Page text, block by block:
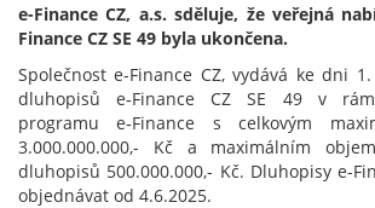
e-Finance CZ, a.s. sděluje, že veřejná
Finance CZ SE 49 byla ukončena.
Společnost e-Finance CZ, vydává ke dni
dluhopisů e‑Finance CZ SE 49 v
programu e‑Finance s celkovým
3.000.000.000,- Kč a maximálním
dluhopisů 500.000.000,- Kč. Dluhopisy e-
objednávat od 4.6.2025.